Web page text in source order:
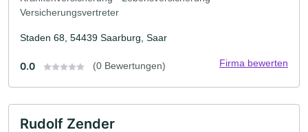
Versicherungsvertreter
Staden 68, 54439 Saarburg, Saar
0.0 (0 Bewertungen) Firma bewerten
Rudolf Zender